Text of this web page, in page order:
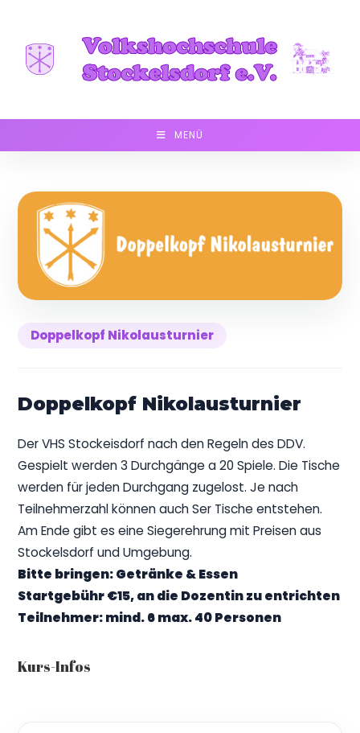
springen
MENÜ
Doppelkopf Nikolausturnier
Doppelkopf Nikolausturnier
Der VHS Stockeisdorf nach den Regeln des DDV.
Gespielt werden 3 Durchgänge a 20 Spiele. Die Tische
werden für jeden Durchgang zugelost. Je nach
Teilnehmerzahl können auch Ser Tische entstehen.
Am Ende gibt es eine Siegerehrung mit Preisen aus
Stockelsdorf und Umgebung.
Bitte bringen: Getränke & Essen
Startgebühr €15, an die Dozentin zu entrichten
Teilnehmer: mind. 6 max. 40 Personen
Kurs-Infos